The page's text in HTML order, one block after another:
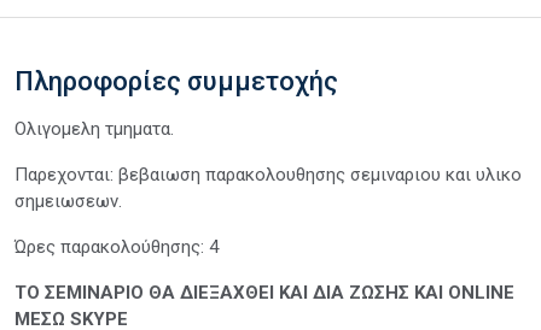
Πληροφορίες συμμετοχής
Ολιγομελη τμηματα.
Παρεχονται: βεβαιωση παρακολουθησης σεμιναριου και υλικο
σημειωσεων.
Ώρες παρακολούθησης: 4
ΤΟ ΣΕΜΙΝΑΡΙΟ ΘΑ ΔΙΕΞΑΧΘΕΙ ΚΑΙ ΔΙΑ ΖΩΣΗΣ ΚΑΙ ONLINE
ΜΕΣΩ SKYPE